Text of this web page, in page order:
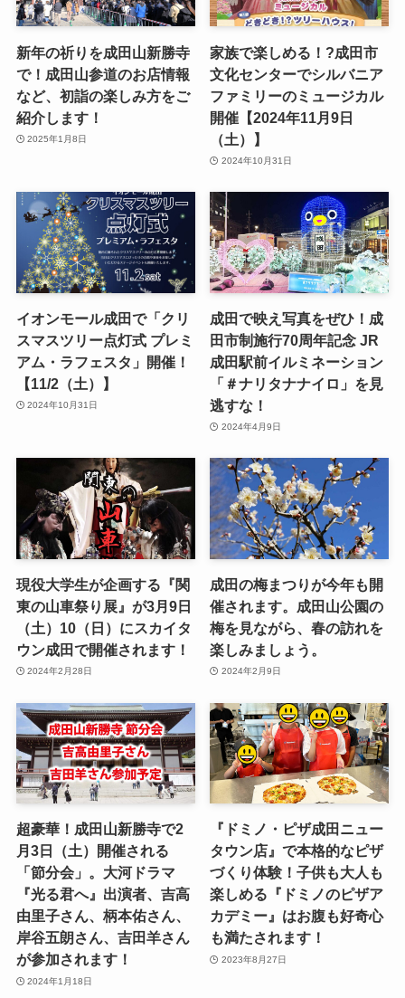
新年の祈りを成田山新勝寺
で！成田山参道のお店情報
など、初詣の楽しみ方をご
紹介します！
2025年1月8日
家族で楽しめる！?成田市
文化センターでシルバニア
ファミリーのミュージカル
開催【2024年11月9日
（土）】
2024年10月31日
イオンモール成田で「クリ
スマスツリー点灯式 プレミ
アム・ラフェスタ」開催！
【11/2（土）】
2024年10月31日
成田で映え写真をぜひ！成
田市制施行70周年記念 JR
成田駅前イルミネーション
「＃ナリタナナイロ」を見
逃すな！
2024年4月9日
現役大学生が企画する『関
東の山車祭り展』が3月9日
（土）10（日）にスカイタ
ウン成田で開催されます！
2024年2月28日
成田の梅まつりが今年も開
催されます。成田山公園の
梅を見ながら、春の訪れを
楽しみましょう。
2024年2月9日
超豪華！成田山新勝寺で2
月3日（土）開催される
「節分会」。大河ドラマ
『光る君へ』出演者、吉高
由里子さん、柄本佑さん、
岸谷五朗さん、吉田羊さん
が参加されます！
2024年1月18日
『ドミノ・ピザ成田ニュー
タウン店』で本格的なピザ
づくり体験！子供も大人も
楽しめる『ドミノのピザア
カデミー』はお腹も好奇心
も満たされます！
2023年8月27日